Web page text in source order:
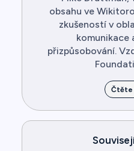
obsahu ve
zkušeností v
komunikace
přizpůsobování.
Čtěte